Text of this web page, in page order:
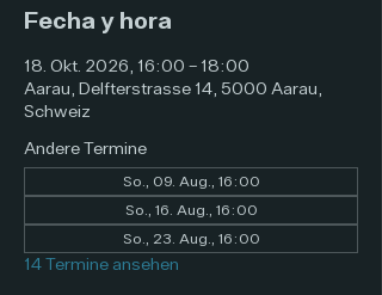
Fecha y hora
18. Okt. 2026, 16:00 – 18:00
Aarau, Delfterstrasse 14, 5000 Aarau,
Schweiz
Andere Termine
So., 09. Aug., 16:00
So., 16. Aug., 16:00
So., 23. Aug., 16:00
14 Termine ansehen